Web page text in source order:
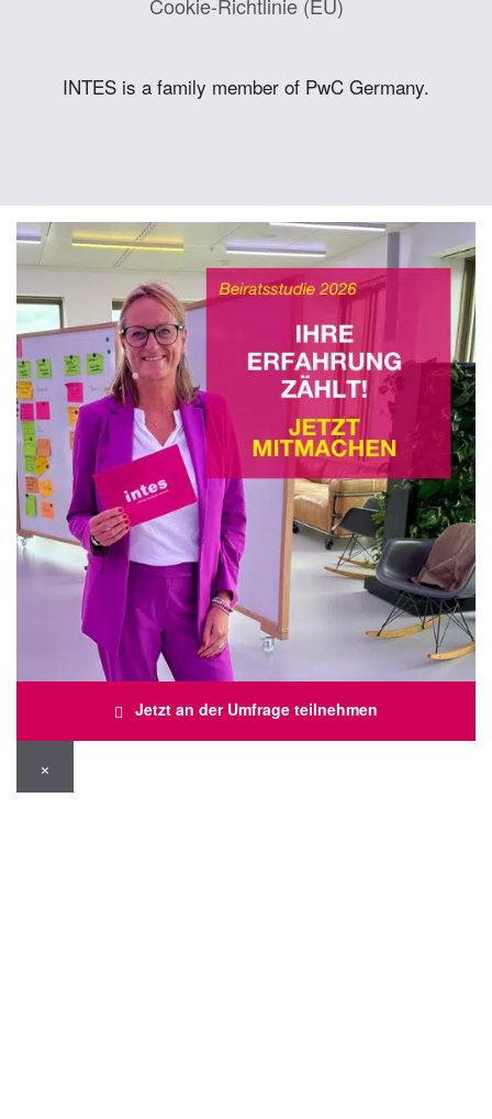
INTES is a family member of PwC Germany.
Jetzt an der Umfrage teilnehmen
×